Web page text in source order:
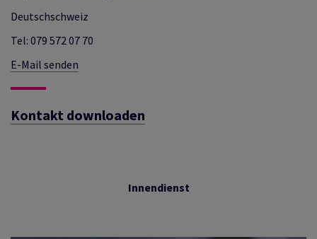
Deutschschweiz
Tel: 079 572 07 70
E-Mail senden
Kontakt downloaden
Innendienst